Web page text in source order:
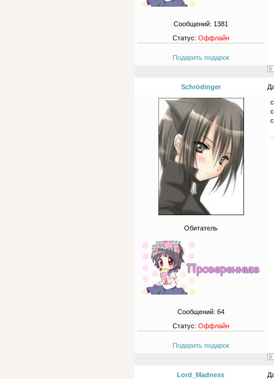
Сообщений: 1381
Статус: Оффлайн
Подарить подарок
Schrödinger
Обитатель
Сообщений: 64
Статус: Оффлайн
Подарить подарок
Lord_Madness